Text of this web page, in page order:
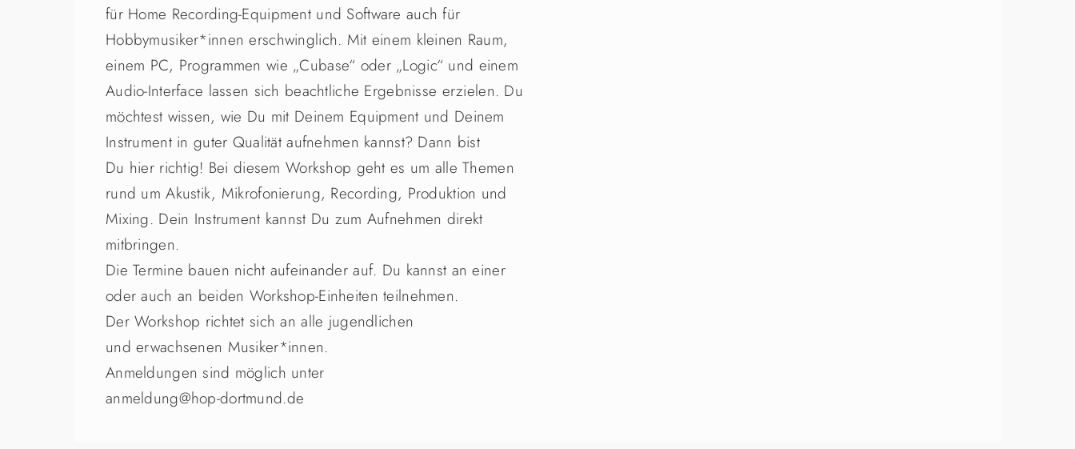
für Home Recording-Equipment und Software auch für
Hobbymusiker*innen erschwinglich. Mit einem kleinen Raum,
einem PC, Programmen wie „Cubase“ oder „Logic“ und einem
Audio-Interface lassen sich beachtliche Ergebnisse erzielen. Du
möchtest wissen, wie Du mit Deinem Equipment und Deinem
Instrument in guter Qualität aufnehmen kannst? Dann bist
Du hier richtig! Bei diesem Workshop geht es um alle Themen
rund um Akustik, Mikrofonierung, Recording, Produktion und
Mixing. Dein Instrument kannst Du zum Aufnehmen direkt
mitbringen.
Die Termine bauen nicht aufeinander auf. Du kannst an einer
oder auch an beiden Workshop-Einheiten teilnehmen.
Der Workshop richtet sich an alle jugendlichen
und erwachsenen Musiker*innen.
Anmeldungen sind möglich unter
anmeldung@hop-dortmund.de